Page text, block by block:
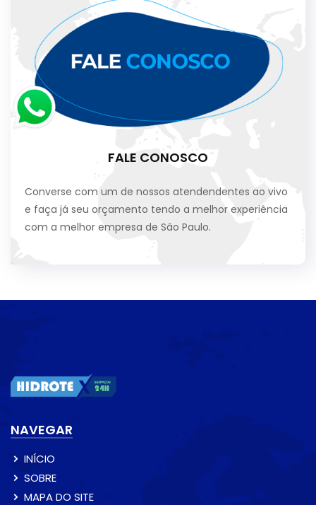
FALE CONOSCO
Converse com um de nossos atendendentes ao vivo
e faça já seu orçamento tendo a melhor experiência
com a melhor empresa de São Paulo.
NAVEGAR
INÍCIO
SOBRE
MAPA DO SITE